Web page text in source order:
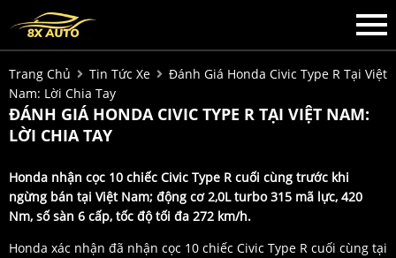
Trang Chủ Tin Tức Xe
Đánh Giá Honda Civic Type R Tại Việt
Nam: Lời Chia Tay
ĐÁNH GIÁ HONDA CIVIC TYPE R TẠI VIỆT NAM:
LỜI CHIA TAY
Honda nhận cọc 10 chiếc Civic Type R cuối cùng trước khi
ngừng bán tại Việt Nam; động cơ 2,0L turbo 315 mã lực, 420
Nm, số sàn 6 cấp, tốc độ tối đa 272 km/h.
Honda xác nhận đã nhận cọc 10 chiếc Civic Type R cuối cùng tại